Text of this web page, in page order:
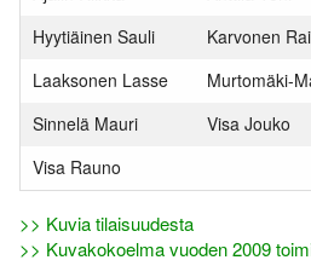
Hyytiäinen Sauli
Karvonen
Laaksonen Lasse
Murtomäki-
Sinnelä Mauri
Visa Jouko
Visa Rauno
>> Kuvia tilaisuudesta
>> Kuvakokoelma vuoden 2009